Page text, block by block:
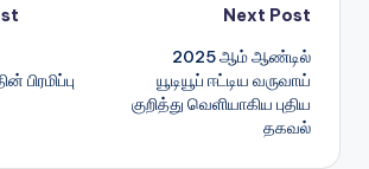
பிரமிப்பு
Next Post
2025 ஆம் ஆண்டில்
யூடியூப் ஈட்டிய வருவாய்
குறித்து வெளியாகிய புதிய
தகவல்